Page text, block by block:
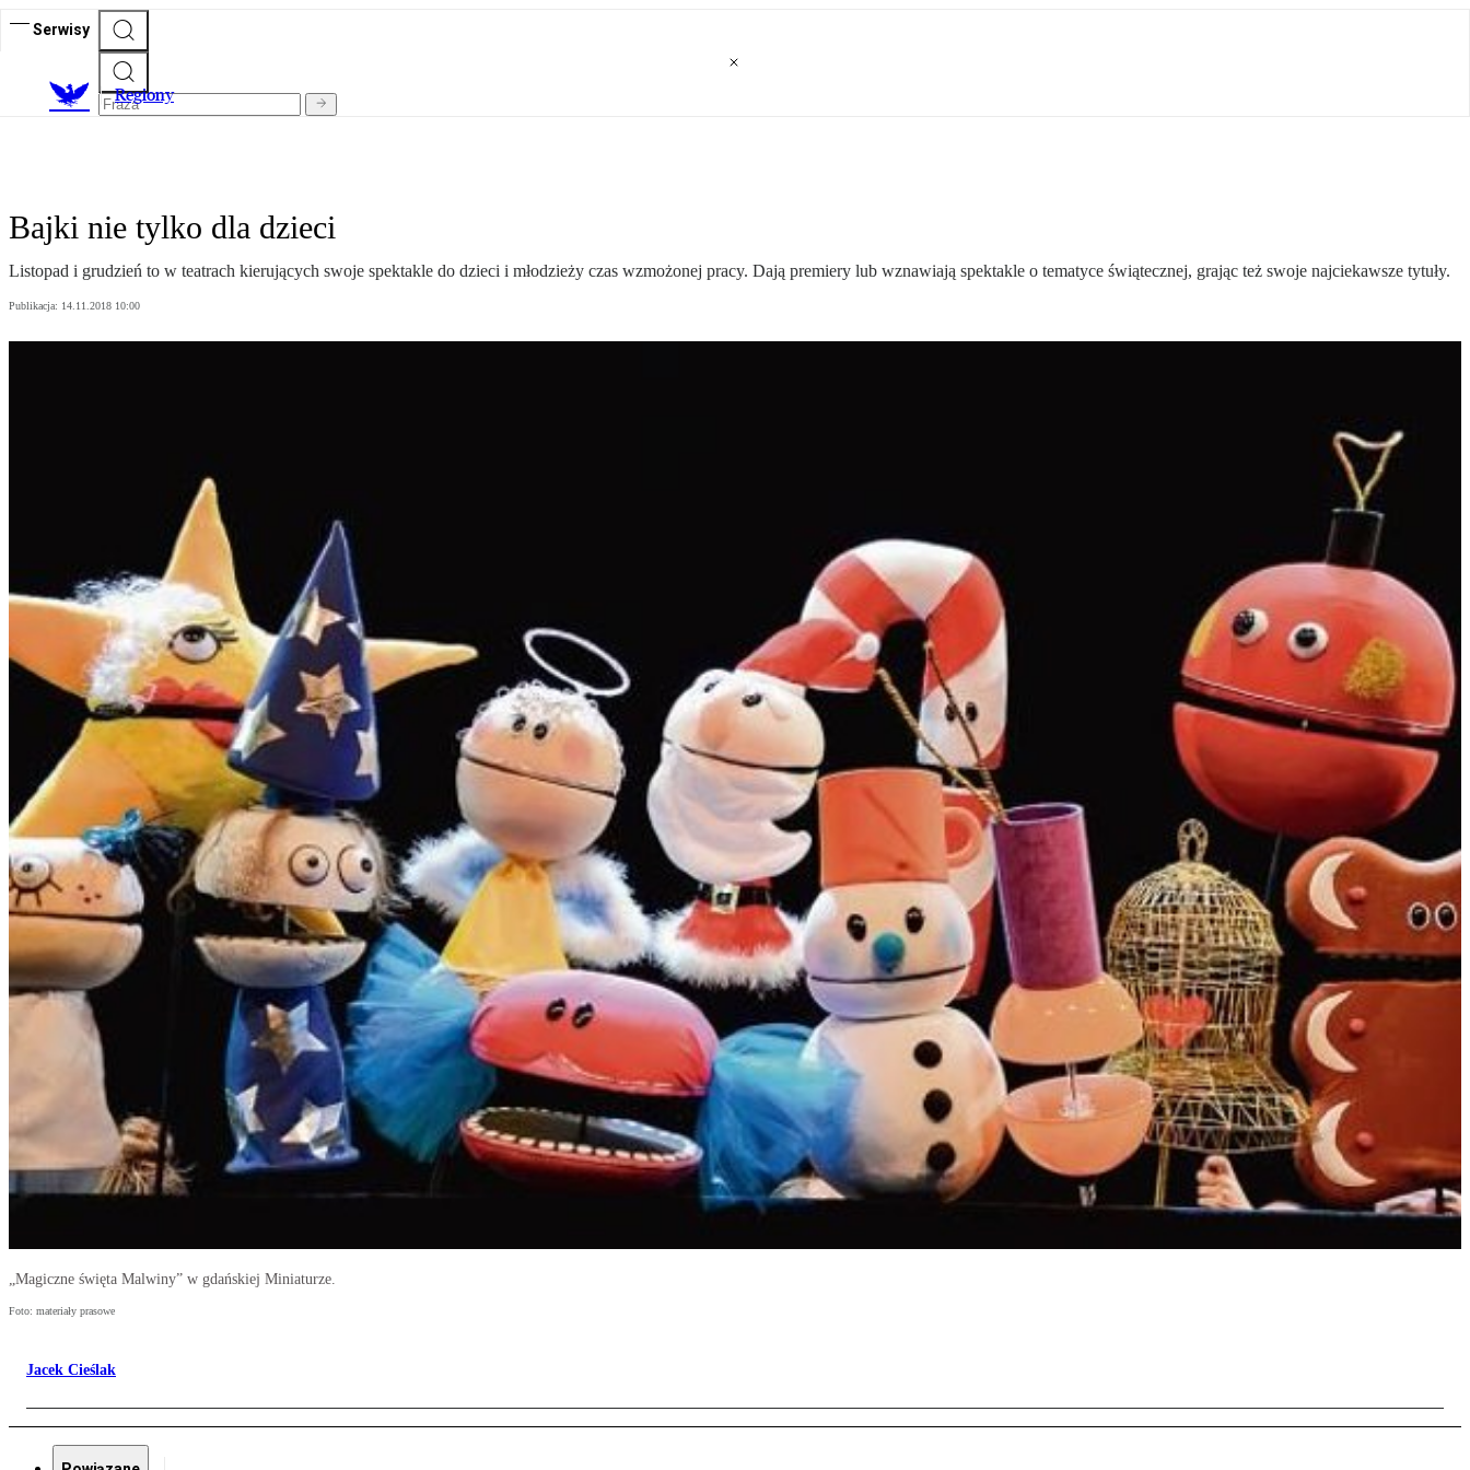
Serwisy
Regiony
Bajki nie tylko dla dzieci
Listopad i grudzień to w teatrach kierujących swoje spektakle do dzieci i młodzieży czas wzmożonej pracy. Dają premiery lub wznawiają spektakle o tematyce świątecznej, grając też swoje najciekawsze tytuły.
Publikacja: 14.11.2018 10:00
„Magiczne święta Malwiny” w gdańskiej Miniaturze.
Foto: materiały prasowe
Jacek Cieślak